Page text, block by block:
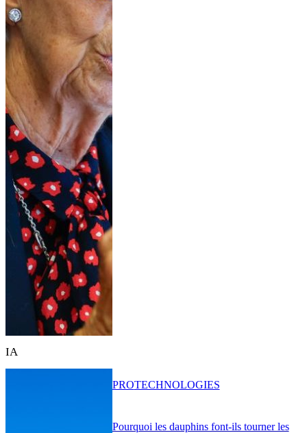
IA
Pourquoi les dauphins font-ils tourner les
PROTECHNOLOGIES